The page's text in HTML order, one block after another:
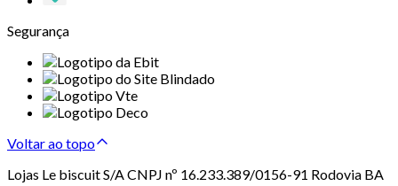
Segurança
Voltar ao topo
Lojas Le biscuit S/A CNPJ nº 16.233.389/0156-91 Rodovia BA